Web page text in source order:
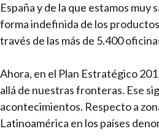
España y de la que estamos
forma indefinida de los
través de las más de 5.400
Ahora, en el Plan Estratégico
allá de nuestras fronteras. Ese
acontecimientos. Respecto a
Latinoamérica en los países